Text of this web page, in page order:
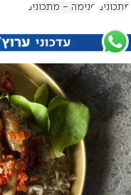
מתכונים פנימה - מתכונים